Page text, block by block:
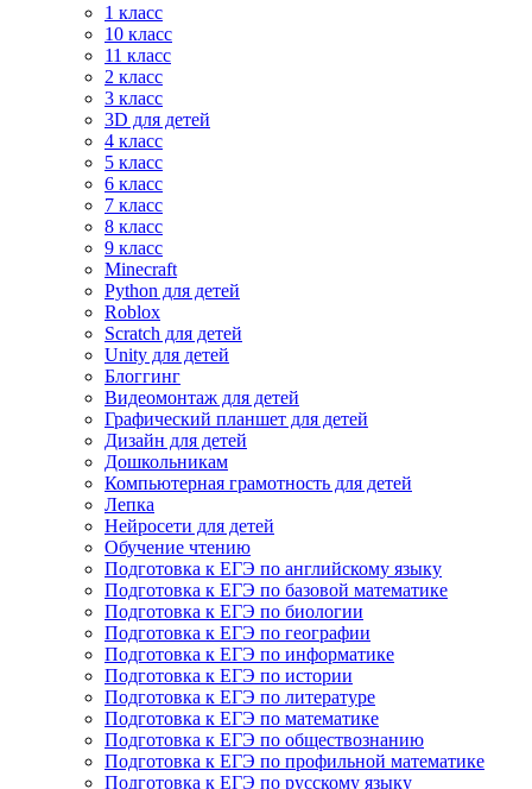
1 класс
10 класс
11 класс
2 класс
3 класс
3D для детей
4 класс
5 класс
6 класс
7 класс
8 класс
9 класс
Minecraft
Python для детей
Roblox
Scratch для детей
Unity для детей
Блоггинг
Видеомонтаж для детей
Графический планшет для детей
Дизайн для детей
Дошкольникам
Компьютерная грамотность для детей
Лепка
Нейросети для детей
Обучение чтению
Подготовка к ЕГЭ по английскому языку
Подготовка к ЕГЭ по базовой математике
Подготовка к ЕГЭ по биологии
Подготовка к ЕГЭ по географии
Подготовка к ЕГЭ по информатике
Подготовка к ЕГЭ по истории
Подготовка к ЕГЭ по литературе
Подготовка к ЕГЭ по математике
Подготовка к ЕГЭ по обществознанию
Подготовка к ЕГЭ по профильной математике
Подготовка к ЕГЭ по русскому языку